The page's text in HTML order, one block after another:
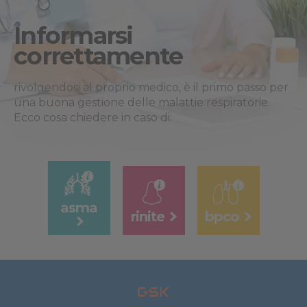
Informarsi
correttamente
rivolgendosi al proprio medico, è il primo passo per
una buona gestione delle malattie respiratorie.
Ecco cosa chiedere in caso di:
asma
rinite bpco